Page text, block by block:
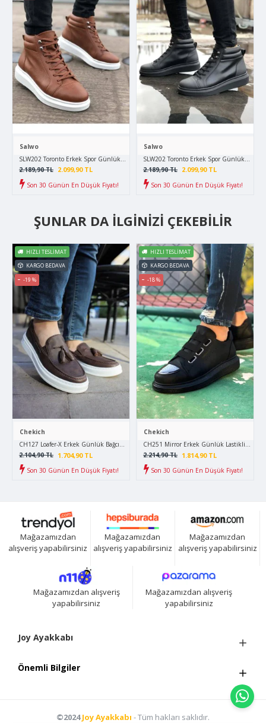
Salwo
SLW202 Toronto Erkek Spor Günlük Bağcıklı Cilt Bot CBT - Taba
2.099,90 TL
2.189,90 TL
Son 30 Günün En Düşük Fiyatı!
Salwo
SLW202 Toronto Erkek Spor Günlük
2.099,90 TL
2.189,90 TL
Son 30 Günün En Düşük Fiyatı!
ŞUNLAR DA İLGINIZI ÇEKEBILIR
HIZLI TESLIMAT
KARGO BEDAVA
-19 %
Chekich
CH127 Loafer-X Erkek Günlük Bağcıksız Corcik Cilt Klasik Ayakkabı CBT - Kahverengi
1.704,90 TL
2.104,90 TL
Son 30 Günün En Düşük Fiyatı!
HIZLI TESLIMAT
KARGO BEDAVA
-18 %
Chekich
CH251 Mirror Erkek Günlük Lastikli Cilt
1.814,90 TL
2.214,90 TL
Son 30 Günün En Düşük Fiyatı!
Mağazamızdan
alışveriş yapabilirsiniz
Mağazamızdan
alışveriş yapabilirsiniz
Mağazamızdan
alışveriş yapabilirsiniz
Mağazamızdan alışveriş
yapabilirsiniz
Mağazamızdan alışveriş
yapabilirsiniz
Joy Ayakkabı
Önemli Bilgiler
©2024Joy Ayakkabı - Tüm hakları saklıdır.